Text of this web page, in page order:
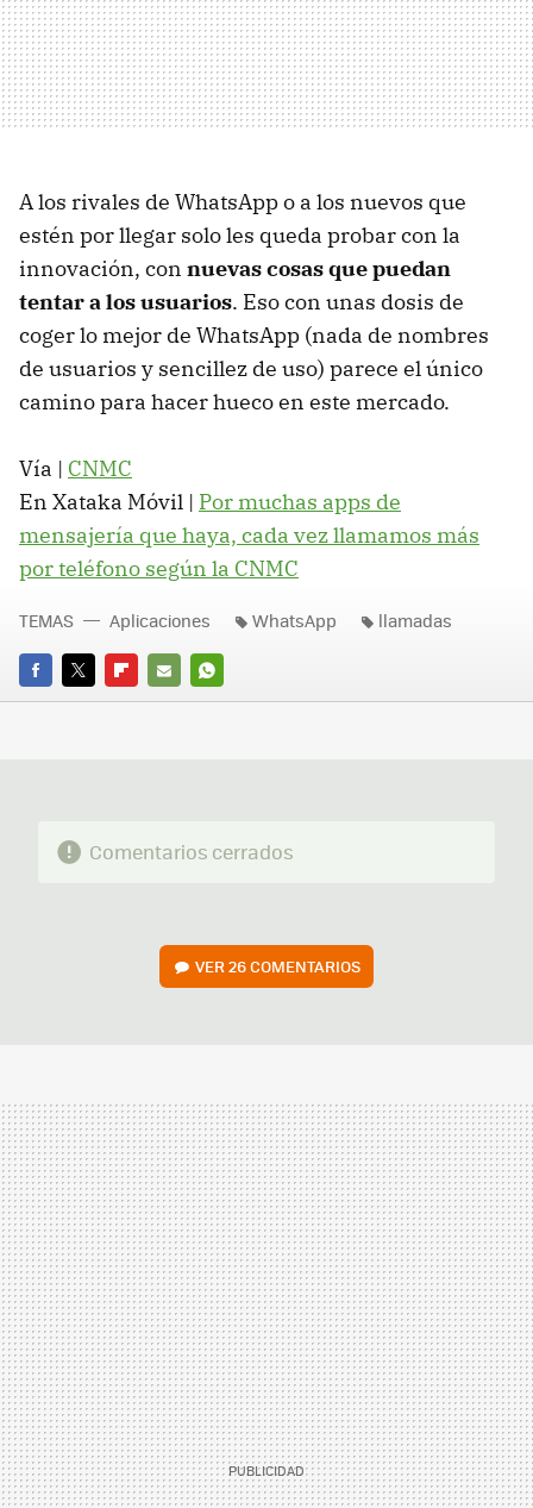
A los rivales de WhatsApp o a los nuevos que
estén por llegar solo les queda probar con la
innovación, con nuevas cosas que puedan
tentar a los usuarios. Eso con unas dosis de
coger lo mejor de WhatsApp (nada de nombres
de usuarios y sencillez de uso) parece el único
camino para hacer hueco en este mercado.
Vía | CNMC
En Xataka Móvil | Por muchas apps de
mensajería que haya, cada vez llamamos más
por teléfono según la CNMC
FACEBOOK
TWITTERFLIPBOARD
E-
WHATSAPP
TEMAS Aplicaciones WhatsApp llamadas
Comentarios cerrados
VER26 COMENTARIOS